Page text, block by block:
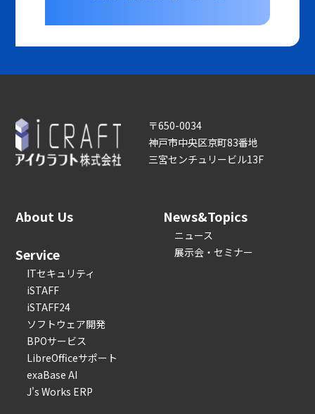
〒650-0034
神戸市中央区京町83番地
三宮センチュリービル13F
About Us
Service
ITセキュリティ
iSTAFF
iSTAFF24
ソフトウェア開発
BPOサービス
LibreOfficeサポート
exaBase AI
J's Works ERP
News&Topics
ニュース
展示会・セミナー